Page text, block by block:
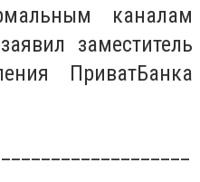
каналам
заместитель
ПриватБанка